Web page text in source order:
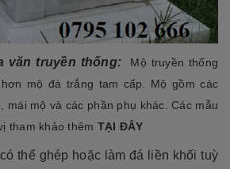
văn truyền thống: Mộ truyền thống
mộ đá trắng tam cấp. Mộ gồm các
mái mộ và các phần phụ khác. Các mẫu
tham khảo thêm TẠI ĐÂY
thể ghép hoặc làm đá liền khối tuỳ